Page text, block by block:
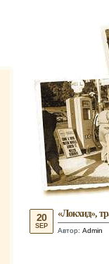
«Локхид»,
Автор: Admin
20
SEP